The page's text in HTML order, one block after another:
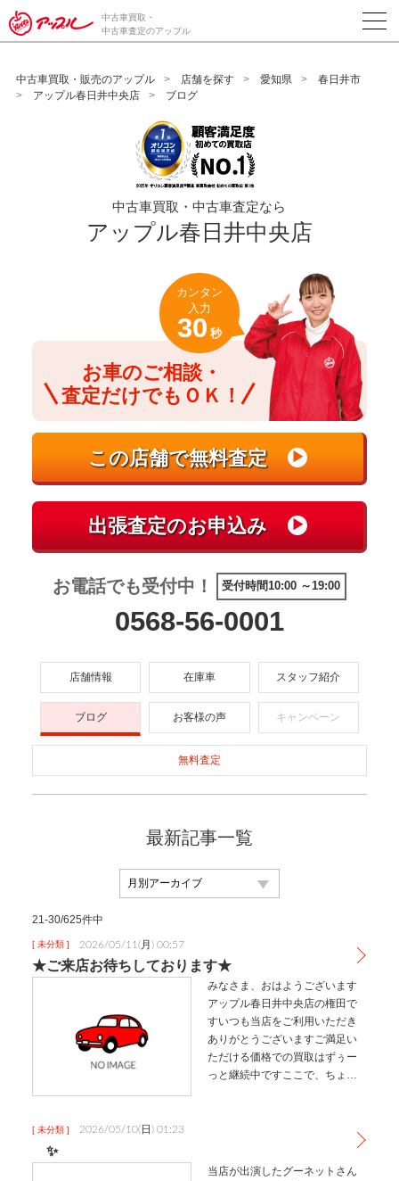
/*ABテスト_新規査定フォームの為のCVボタン*/
中古車買取・
中古車査定のアップル
中古車買取・販売のアップル 店舗を探す 愛知県
春日井市
アップル春日井中央店
ブログ
中古車買取・中古車査定なら
アップル春日井中央店
お車のご相談・
査定だけでもＯＫ！
カンタン
入力
30 秒
お電話でも受付中！ 受付時間10:00 ～19:00
0568-56-0001
店舗情報 在庫車 スタッフ紹介
ブログ お客様の声 キャンペーン
無料査定
最新記事一覧
21-30/625件中
[ 未分類 ] 2026/05/11(月) 00:57
★ご来店お待ちしております★
みなさま、おはようございます
アップル春日井中央店の権田で
すいつも当店をご利用いただき
ありがとうございますご満足い
ただける価格での買取はずぅー
っと継続中ですここで、ちょっ
めお待たせする…
[ 未分類 ] 2026/05/10(日) 01:23
✨
当店が出演したグーネットさん